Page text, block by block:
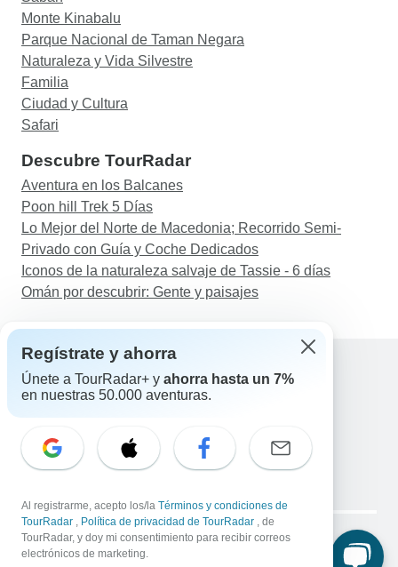
Monte Kinabalu
Parque Nacional de Taman Negara
Naturaleza y Vida Silvestre
Familia
Ciudad y Cultura
Safari
Descubre TourRadar
Aventura en los Balcanes
Poon hill Trek 5 Días
Lo Mejor del Norte de Macedonia; Recorrido Semi-
Privado con Guía y Coche Dedicados
Iconos de la naturaleza salvaje de Tassie - 6 días
Omán por descubrir: Gente y paisajes
Ayuda
Correo electrónico: support@tourradar.com
Selecciona el idioma
Copyright © TourRadar. Todos los derechos reservados.
Aviso legal Política de privacidad
Cookies
Regístrate y ahorra
Únete a TourRadar+ y ahorra hasta un 7%
en nuestras 50.000 aventuras.
Al registrarme, acepto los/la Términos y condiciones de
TourRadar , Política de privacidad de TourRadar , de
TourRadar, y doy mi consentimiento para recibir correos
electrónicos de marketing.